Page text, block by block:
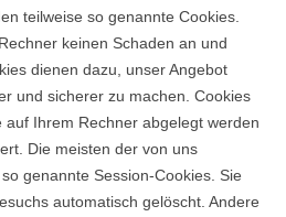
teilweise so genannte Cookies.
keinen Schaden an und
dienen dazu, unser Angebot
und sicherer zu machen. Cookies
auf Ihrem Rechner abgelegt werden
Die meisten der von uns
genannte Session-Cookies. Sie
automatisch gelöscht. Andere